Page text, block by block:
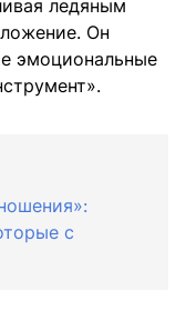
ледяным
Он
эмоциональные
с